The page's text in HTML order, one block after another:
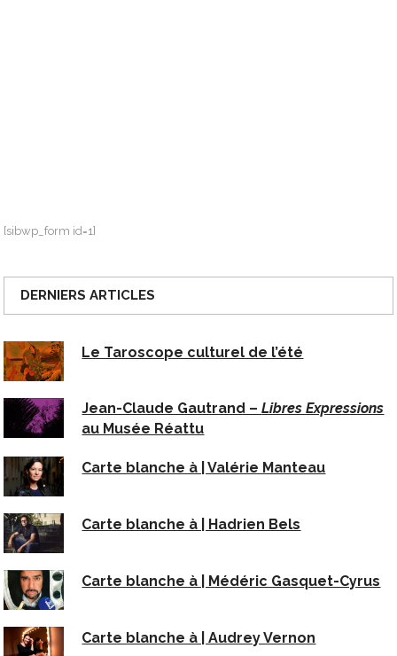
[sibwp_form id=1]
DERNIERS ARTICLES
Le Taroscope culturel de l’été
Jean-Claude Gautrand –Libres Expressions
au Musée Réattu
Carte blanche à | Valérie Manteau
Carte blanche à | Hadrien Bels
Carte blanche à | Médéric Gasquet-Cyrus
Carte blanche à | Audrey Vernon